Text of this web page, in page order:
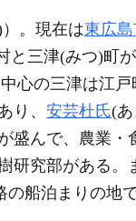
。現在は東広
三津(みつ)町
心の三津は江
り、 安芸杜氏(
盛んで、農業
研究部がある。
船泊まりの地